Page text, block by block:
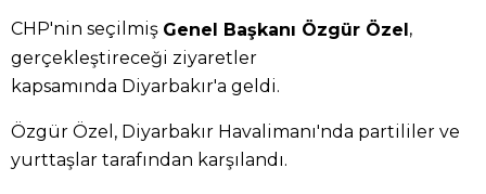
CHP'nin seçilmiş Genel Başkanı Özgür Özel ,
gerçekleştireceği ziyaretler
kapsamında Diyarbakır'a geldi.
Özgür Özel, Diyarbakır Havalimanı'nda partililer ve
yurttaşlar tarafından karşılandı.